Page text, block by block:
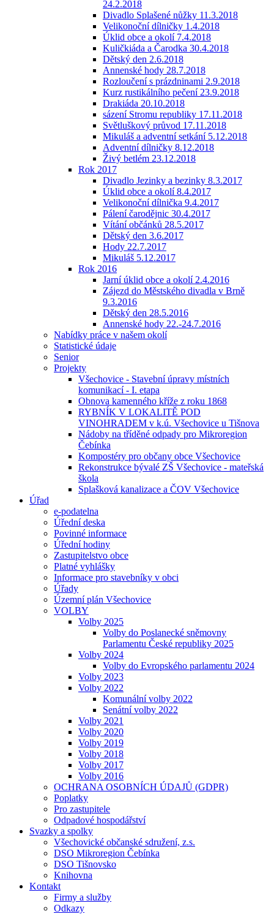
24.2.2018
Divadlo Splašené nůžky 11.3.2018
Velikonoční dílničky 1.4.2018
Úklid obce a okolí 7.4.2018
Kuličkiáda a Čarodka 30.4.2018
Dětský den 2.6.2018
Annenské hody 28.7.2018
Rozloučení s prázdninami 2.9.2018
Kurz rustikálního pečení 23.9.2018
Drakiáda 20.10.2018
sázení Stromu republiky 17.11.2018
Světluškový průvod 17.11.2018
Mikuláš a adventní setkání 5.12.2018
Adventní dílničky 8.12.2018
Živý betlém 23.12.2018
Rok 2017
Divadlo Jezinky a bezinky 8.3.2017
Úklid obce a okolí 8.4.2017
Velikonoční dílnička 9.4.2017
Pálení čarodějnic 30.4.2017
Vítání občánků 28.5.2017
Dětský den 3.6.2017
Hody 22.7.2017
Mikuláš 5.12.2017
Rok 2016
Jarní úklid obce a okolí 2.4.2016
Zájezd do Městského divadla v Brně
9.3.2016
Dětský den 28.5.2016
Annenské hody 22.-24.7.2016
Nabídky práce v našem okolí
Statistické údaje
Senior
Projekty
Všechovice - Stavební úpravy místních
komunikací - I. etapa
Obnova kamenného kříže z roku 1868
RYBNÍK V LOKALITĚ POD
VINOHRADEM v k.ú. Všechovice u Tišnova
Nádoby na tříděné odpady pro Mikroregion
Čebínka
Kompostéry pro občany obce Všechovice
Rekonstrukce bývalé ZŠ Všechovice - mateřská
škola
Splašková kanalizace a ČOV Všechovice
Úřad
e-podatelna
Úřední deska
Povinné informace
Úřední hodiny
Zastupitelstvo obce
Platné vyhlášky
Informace pro stavebníky v obci
Úřady
Územní plán Všechovice
VOLBY
Volby 2025
Volby do Poslanecké sněmovny
Parlamentu České republiky 2025
Volby 2024
Volby do Evropského parlamentu 2024
Volby 2023
Volby 2022
Komunální volby 2022
Senátní volby 2022
Volby 2021
Volby 2020
Volby 2019
Volby 2018
Volby 2017
Volby 2016
OCHRANA OSOBNÍCH ÚDAJŮ (GDPR)
Poplatky
Pro zastupitele
Odpadové hospodářství
Svazky a spolky
Všechovické občanské sdružení, z.s.
DSO Mikroregion Čebínka
DSO Tišnovsko
Knihovna
Kontakt
Firmy a služby
Odkazy